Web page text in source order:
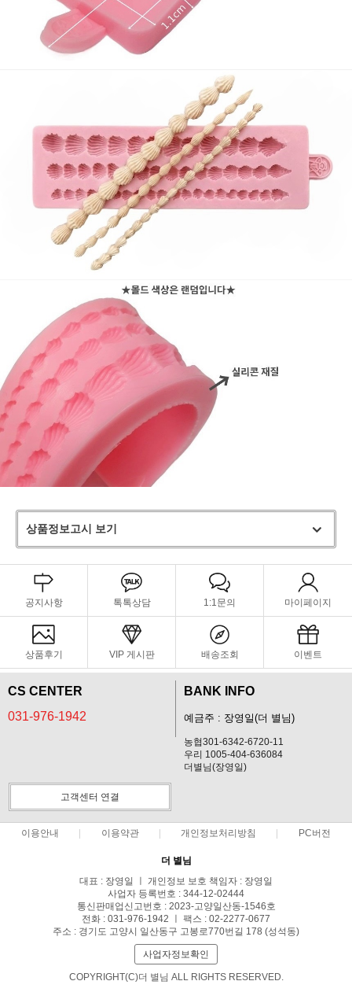
상품정보고시 보기
공지사항 톡톡상담 1:1문의 마이페이지
상품후기 VIP 게시판 배송조회 이벤트
CS CENTER
031-976-1942
BANK INFO
예금주 : 장영일(더 별님)
농협301-6342-6720-11
우리 1005-404-636084
더별님(장영일)
고객센터 연결
이용안내 이용약관 개인정보처리방침 PC버전
더 별님
대표 : 장영일 ㅣ 개인정보 보호 책임자 : 장영일
사업자 등록번호 : 344-12-02444
통신판매업신고번호 : 2023-고양일산동-1546호
전화 : 031-976-1942 ㅣ 팩스 : 02-2277-0677
주소 : 경기도 고양시 일산동구 고봉로770번길 178 (성석동)
사업자정보확인
COPYRIGHT(C)더 별님 ALL RIGHTS RESERVED.